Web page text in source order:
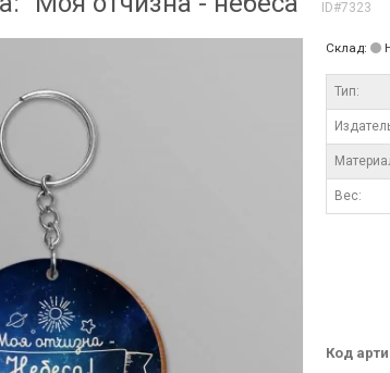
ID#7323
Склад:
Тип:
Вес:
Код